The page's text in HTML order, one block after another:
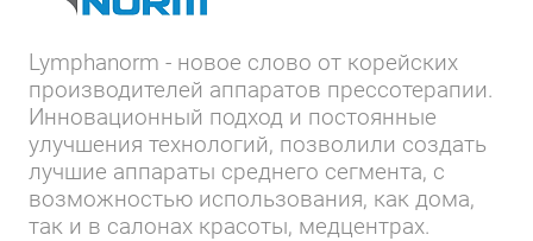
Lymphanorm - новое слово от корейских
производителей аппаратов прессотерапии.
Инновационный подход и постоянные
улучшения технологий, позволили создать
лучшие аппараты среднего сегмента, с
возможностью использования, как дома,
так и в салонах красоты, медцентрах.